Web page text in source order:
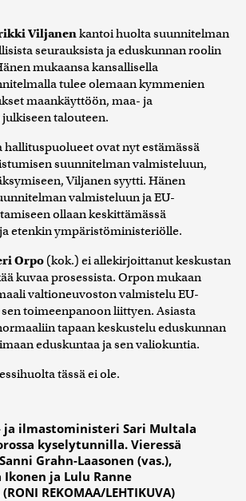
Viljanenkantoi huolta suunnitelman
seurauksista ja eduskunnan roolin
mukaansa kansallisella
tulee olemaan kymmenien
maankäyttöön, maa- ja
talouteen.
hallituspuolueet ovat nyt estämässä
suunnitelman valmisteluun,
Viljanen syytti. Hänen
valmisteluun ja EU-
ollaan keskittämässä
etenkin ympäristöministeriölle.
Orpo (kok.) ei allekirjoittanut keskustan
kuvaa prosessista. Orpon mukaan
valtioneuvoston valmistelu EU-
toimeenpanoon liittyen. Asiasta
tapaan keskustelu eduskunnan
eduskuntaa ja sen valiokuntia.
tässä ei ole.
ja ilmastoministeri Sari Multala
kyselytunnilla. Vieressä
Grahn-Laasonen (vas.),
Ikonen ja Lulu Ranne
REKOMAA/LEHTIKUVA)